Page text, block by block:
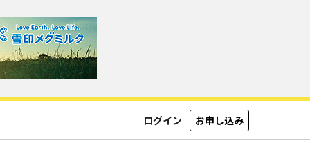
ログイン お申し込み